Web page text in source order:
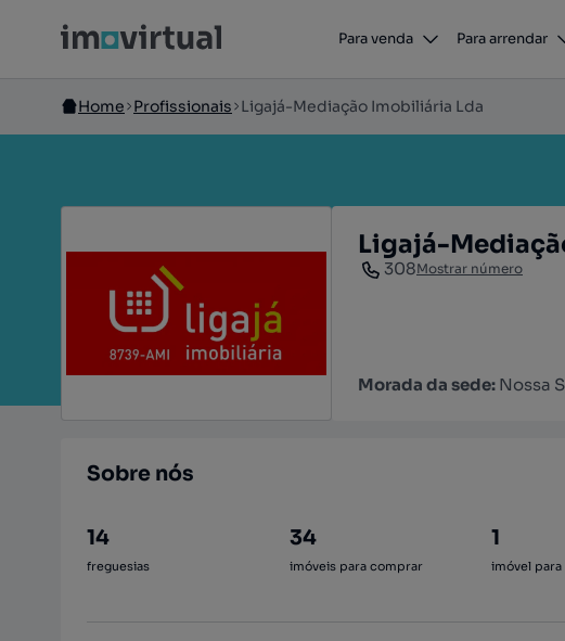
Para venda Para arrendar
Home Profissionais Ligajá-Mediação Imobiliária Lda
Ligajá-
308Mostrar número
Morada da sede: Nossa
Sobre nós
14
freguesias
34
imóveis para comprar
1
imóvel